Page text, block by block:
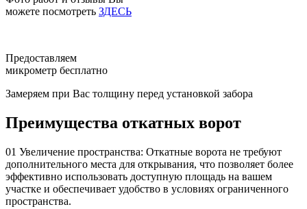
можете посмотреть ЗДЕСЬ
Предоставляем
микрометр бесплатно
Замеряем при Вас толщину перед установкой забора
Преимущества откатных ворот
01 Увеличение пространства: Откатные ворота не требуют
дополнительного места для открывания, что позволяет более
эффективно использовать доступную площадь на вашем
участке и обеспечивает удобство в условиях ограниченного
пространства.